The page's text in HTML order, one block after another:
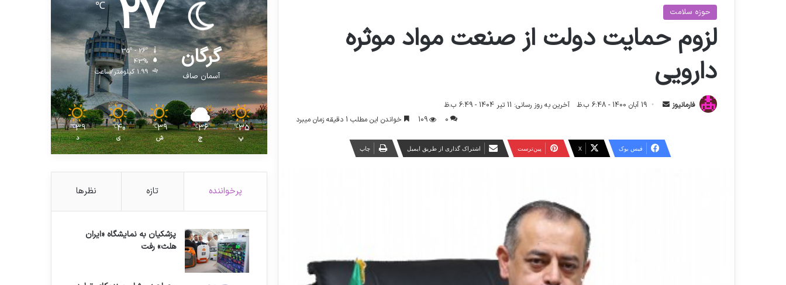
حوزه سلامت
لزوم حمایت دولت از صنعت مواد موثره
دارویی
فارمانیوز 19 آبان 1400 - 6:48 ب.ظ
آخرین به روز رسانی: 11 تیر 1404 - 6:49 ب.ظ
0
109 خواندن این مطلب 1 دقیقه زمان میبرد
فیس بوک X ‫پین‌ترست اشتراک گذاری از طریق ایمیل چاپ
گرگان
آسمان صاف
27
℃
35º - 26º
43%
1.99 کیلومتر/ساعت
35
℃
پ
36
℃
ج
39
℃
ش
40
℃
ی
39
℃
د
پرخواننده تازه نظرها
پزشکیان به نمایشگاه «ایران
هلث» رفت